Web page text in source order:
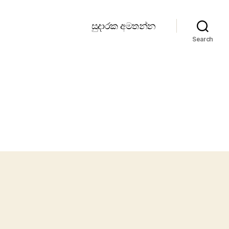
සුදාරක අමතන්න
Search